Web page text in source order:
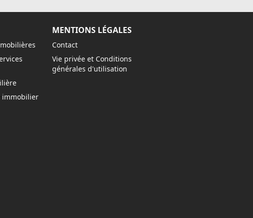
immobilier
MENTIONS LÉGALES
Contact
Vie privée et Conditions
générales d'utilisation